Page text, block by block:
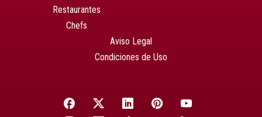
Restaurantes
Chefs
Aviso Legal
Condiciones de Uso